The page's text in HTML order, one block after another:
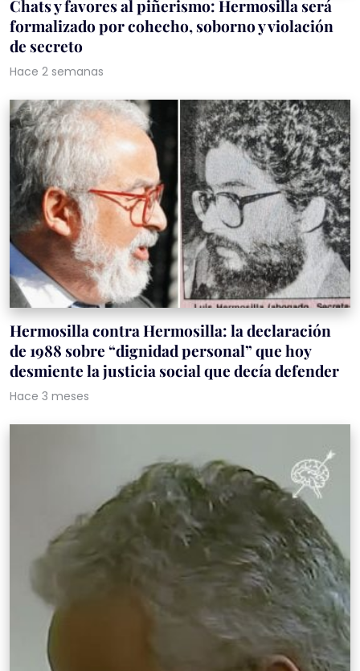
Chats y favores al piñerismo: Hermosilla será
formalizado por cohecho, soborno y violación
de secreto
Hace 2 semanas
Hermosilla contra Hermosilla: la declaración
de 1988 sobre “dignidad personal” que hoy
desmiente la justicia social que decía defender
Hace 3 meses